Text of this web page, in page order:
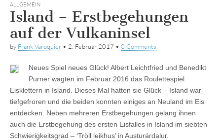
ALLGEMEIN
Island – Erstbegehungen
auf der Vulkaninsel
by Frank Varoquier • 2. Februar 2017 • 0 Comments
Neues Spiel neues Glück! Albert Leichtfried und Benedikt
Purner wagten im Februar 2016 das Roulettespiel
Eisklettern in Island. Dieses Mal hatten sie Glück – Island war
tiefgefroren und die beiden konnten einiges an Neuland im Eis
entdecken. Neben mehreren Erstbegehungen gelang ihnen
auch die Erstbegehung des ersten Eisfalles in Island im siebten
Schwierigkeitsgrad – ‘Tröll leikhus’ in Austurárdalur.